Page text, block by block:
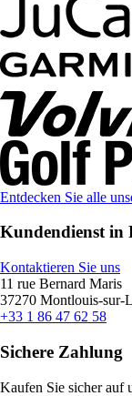
Entdecken Sie alle
Kundendienst in
Kontaktieren Sie uns
11 rue Bernard Maris
37270 Montlouis-sur-
+33 1 86 47 62 58
Sichere Zahlung
Kaufen Sie sicher auf